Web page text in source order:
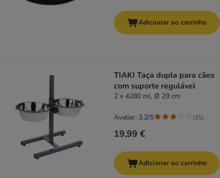
Adicionar ao carrinho
TIAKI Taça dupla para cães
com suporte regulável
2 x 4280 ml, Ø 29 cm
19,99 €
Avaliar: 3.2/5 (25)
Adicionar ao carrinho